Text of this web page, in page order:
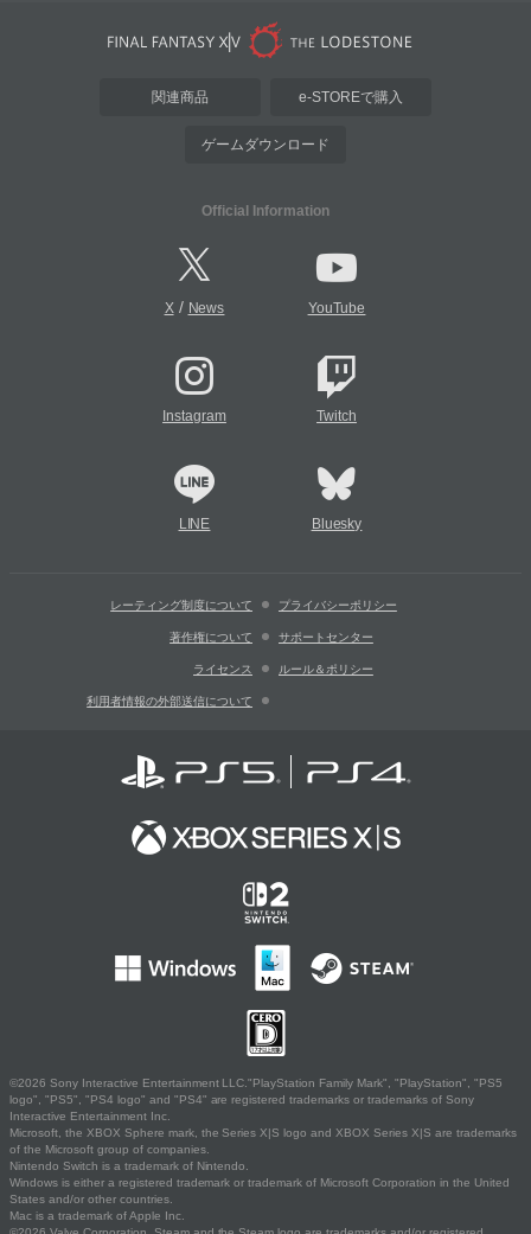
関連商品 e-STOREで購入
ゲームダウンロード
Official Information
X/ News YouTube
Instagram Twitch
LINE Bluesky
レーティング制度について プライバシーポリシー
著作権について サポートセンター
ライセンス ルール＆ポリシー
利用者情報の外部送信について
©2026 Sony Interactive Entertainment LLC."PlayStation Family Mark", "PlayStation", "PS5
logo", "PS5", "PS4 logo" and "PS4" are registered trademarks or trademarks of Sony
Interactive Entertainment Inc.
Microsoft, the XBOX Sphere mark, the Series X|S logo and XBOX Series X|S are trademarks
of the Microsoft group of companies.
Nintendo Switch is a trademark of Nintendo.
Windows is either a registered trademark or trademark of Microsoft Corporation in the United
States and/or other countries.
Mac is a trademark of Apple Inc.